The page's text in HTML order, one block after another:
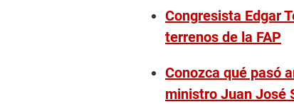
Congresista Edgar
terrenos de la FAP
Conozca qué pasó
ministro Juan José